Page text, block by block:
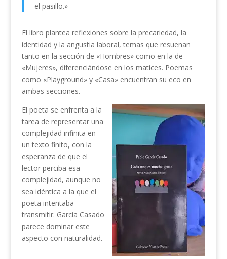
el pasillo.»
El libro plantea reflexiones sobre la precariedad, la
identidad y la angustia laboral, temas que resuenan
tanto en la sección de «Hombres» como en la de
«Mujeres», diferenciándose en los matices. Poemas
como «Playground» y «Casa» encuentran su eco en
ambas secciones.
El poeta se enfrenta a la
tarea de representar una
complejidad infinita en
un texto finito, con la
esperanza de que el
lector perciba esa
complejidad, aunque no
sea idéntica a la que el
poeta intentaba
transmitir. García Casado
parece dominar este
aspecto con naturalidad.